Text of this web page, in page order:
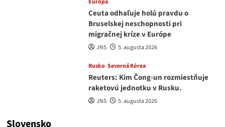
Európa
Ceuta odhaľuje holú pravdu o
Bruselskej neschopnosti pri
migračnej kríze v Európe
JNS 5. augusta 2026
Rusko Severná Kórea
Reuters: Kim Čong-un rozmiestňuje
raketovú jednotku v Rusku.
JNS 5. augusta 2026
Slovensko